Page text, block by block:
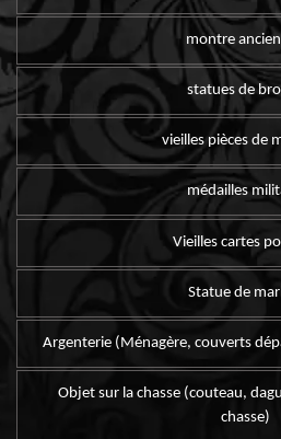
montre
statues de
vieilles pièces de
médailles
Vieilles cartes
Statue de
Argenterie (Ménagère, couverts
Objet sur la chasse (couteau,
chasse)